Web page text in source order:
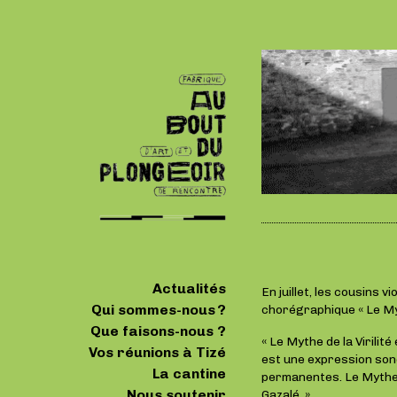
Actualités
Qui sommes-nous ?
Que faisons-nous ?
Vos réunions à Tizé
La cantine
En juillet, les cousins
chorégraphique « Le
« Le Mythe de la Virilité
est une expression
permanentes. Le